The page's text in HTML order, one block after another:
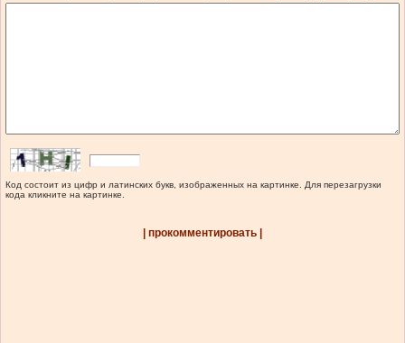
Код состоит из цифр и латинских букв, изображенных на картинке. Для перезагрузки
кода кликните на картинке.
| прокомментировать |